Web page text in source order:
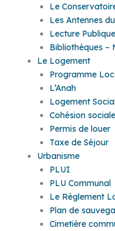
Le
Les Antennes
Lecture Publique
Bibliothèques –
Le Logement
Programme
L’Anah
Logement
Cohésion sociale
Permis de louer
Taxe de Séjour
Urbanisme
PLUI
PLU Communal
Le Règlement
Plan de
Cimetière